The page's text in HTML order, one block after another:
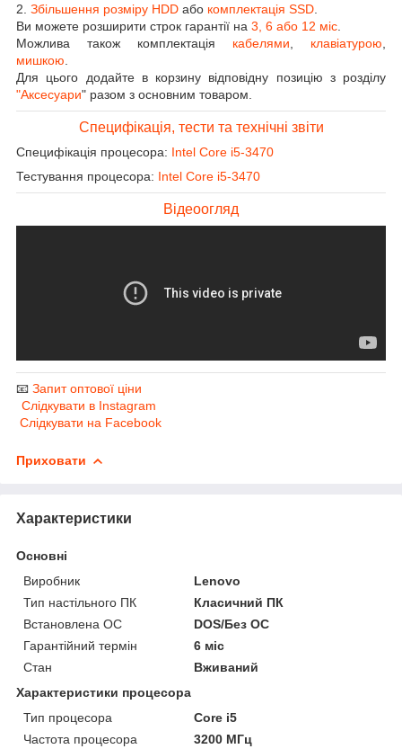
2. Збільшення розміру HDD або комплектація SSD
Ви можете розширити строк гарантії на 3, 6 або 12 міс
Можлива також комплектація кабелями клавіатурою
мишкою
Для цього додайте в корзину відповідну позицію з розділу
"Аксесуари" разом з основним товаром.
Специфікація, тести та технічні звіти
Специфікація процесора: Intel Core i5-3470
Тестування процесора: Intel Core i5-3470
Відеоогляд
📧 Запит оптової ціни
Слідкувати в Instagram
Слідкувати на Facebook
Приховати
Характеристики
Основні
Виробник
Lenovo
Тип настільного ПК
Класичний ПК
Встановлена ОС
DOS/Без ОС
Гарантійний термін
6 міс
Стан
Вживаний
Характеристики процесора
Тип процесора
Core i5
Частота процесора
3200 МГц